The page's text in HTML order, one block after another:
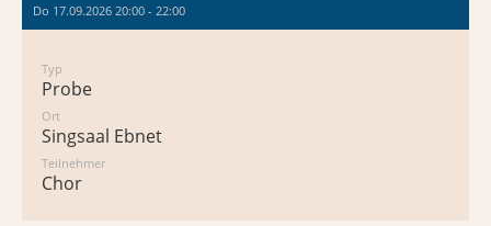
Do 17.09.2026 20:00 - 22:00
Typ
Probe
Ort
Singsaal Ebnet
Teilnehmer
Chor